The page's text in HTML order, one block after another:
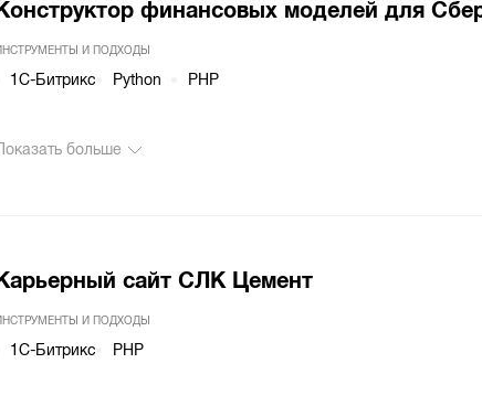
Конструктор финансовых моделей для
И ПОДХОДЫ
1С-Битрикс Python PHP
Показать больше
Карьерный сайт СЛК Цемент
И ПОДХОДЫ
1С-Битрикс PHP